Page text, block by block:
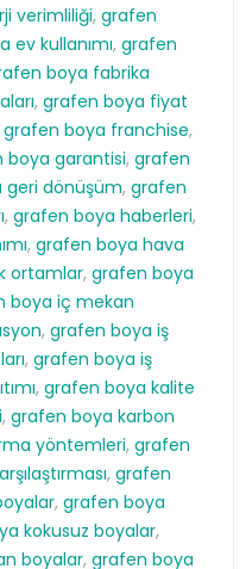
verimliliği, grafen
ev kullanımı, grafen
boya fabrika
, grafen boya fiyat
grafen boya franchise,
boya garantisi, grafen
dönüşüm, grafen
, grafen boya haberleri,
, grafen boya hava
ortamlar, grafen boya
boya iç mekan
, grafen boya iş
, grafen boya iş
, grafen boya kalite
, grafen boya karbon
yöntemleri, grafen
, grafen
, grafen boya
kokusuz boyalar,
boyalar, grafen boya